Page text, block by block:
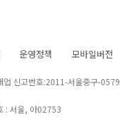
운영정책 모바일버전
신고번호:2011-서울중구-0579
: 서울, 아02753